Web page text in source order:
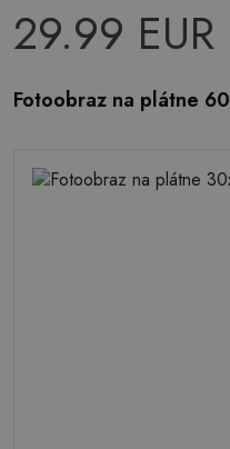
29.99 EUR
Fotoobraz na plátne